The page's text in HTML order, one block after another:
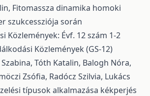
Fitomassza dinamika homoki
szukcessziója során
Közlemények: Évf. 12 szám 1-2
Közlemények (GS-12)
Szabina, Tóth Katalin, Balogh Nóra,
Zsófia, Radócz Szilvia, Lukács
típusok alkalmazása kékperjés